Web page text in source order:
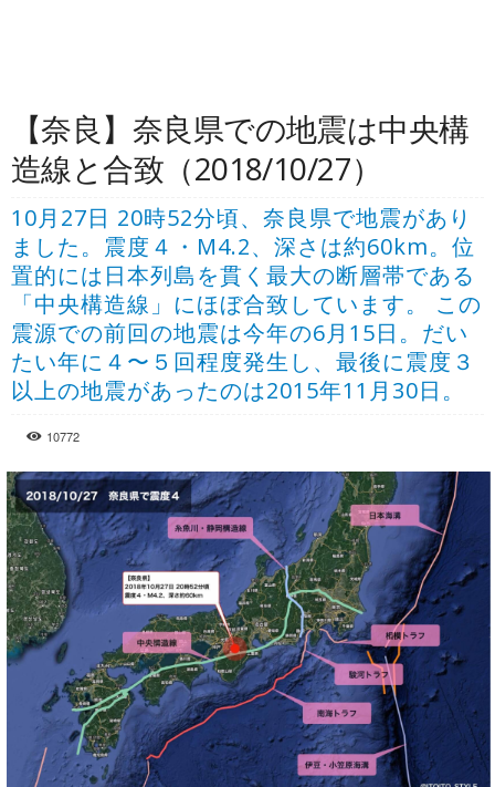
【奈良】奈良県での地震は中央構
造線と合致（2018/10/27）
10月27日 20時52分頃、奈良県で地震があり
ました。震度４・M4.2、深さは約60km。位
置的には日本列島を貫く最大の断層帯である
「中央構造線」にほぼ合致しています。 この
震源での前回の地震は今年の6月15日。だい
たい年に４〜５回程度発生し、最後に震度３
以上の地震があったのは2015年11月30日。
10772